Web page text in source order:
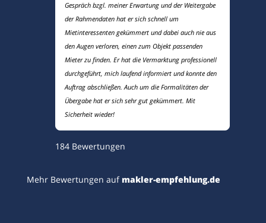
Gespräch bzgl. meiner Erwartung und der Weitergabe
der Rahmendaten hat er sich schnell um
Mietinteressenten gekümmert und dabei auch nie aus
den Augen verloren, einen zum Objekt passenden
Mieter zu finden. Er hat die Vermarktung professionell
durchgeführt, mich laufend informiert und konnte den
Auftrag abschließen. Auch um die Formalitäten der
Übergabe hat er sich sehr gut gekümmert. Mit
Sicherheit wieder!
184 Bewertungen
Mehr Bewertungen auf makler-empfehlung.de